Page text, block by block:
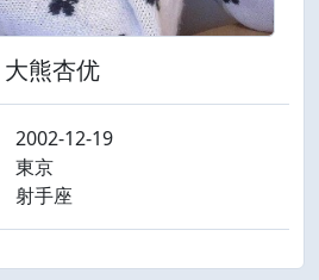
大熊杏优
2002-12-19
東京
射手座